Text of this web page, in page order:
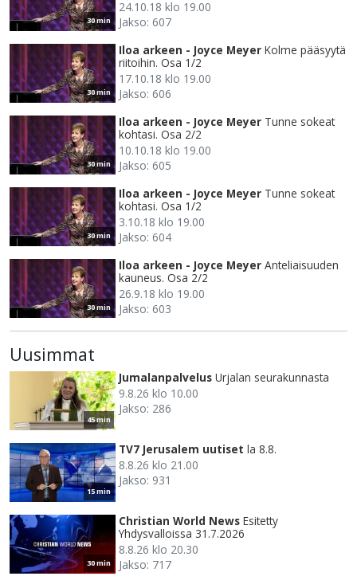
30 min
24.10.18 klo 19.00
Jakso: 607
30 min
Iloa arkeen - Joyce Meyer Kolme pääsyytä
riitoihin. Osa 1/2
17.10.18 klo 19.00
Jakso: 606
30 min
Iloa arkeen - Joyce Meyer Tunne sokeat
kohtasi. Osa 2/2
10.10.18 klo 19.00
Jakso: 605
30 min
Iloa arkeen - Joyce Meyer Tunne sokeat
kohtasi. Osa 1/2
3.10.18 klo 19.00
Jakso: 604
30 min
Iloa arkeen - Joyce Meyer Anteliaisuuden
kauneus. Osa 2/2
26.9.18 klo 19.00
Jakso: 603
Uusimmat
45 min
Jumalanpalvelus Urjalan seurakunnasta
9.8.26 klo 10.00
Jakso: 286
15 min
TV7 Jerusalem uutiset la 8.8.
8.8.26 klo 21.00
Jakso: 931
30 min
Christian World News Esitetty
Yhdysvalloissa 31.7.2026
8.8.26 klo 20.30
Jakso: 717